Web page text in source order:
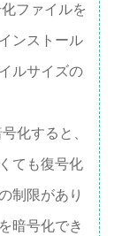
ファイルを
ンストール
ルサイズの
化すると、
ても復号化
制限があり
暗号化でき